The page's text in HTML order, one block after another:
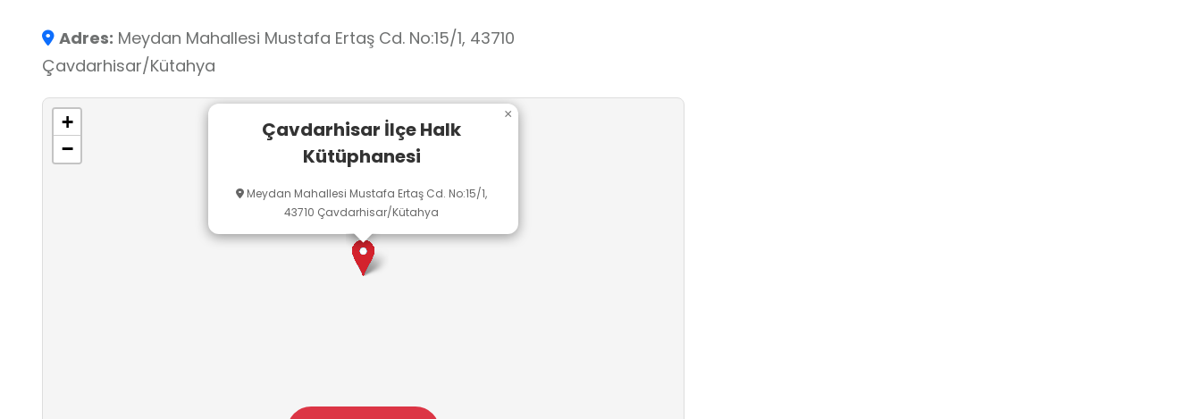
Adres: Meydan Mahallesi Mustafa Ertaş Cd. No:15/1, 43710
Çavdarhisar/Kütahya
Çavdarhisar İlçe Halk
Kütüphanesi
Meydan Mahallesi Mustafa Ertaş Cd. No:15/1,
43710 Çavdarhisar/Kütahya
×
+
−